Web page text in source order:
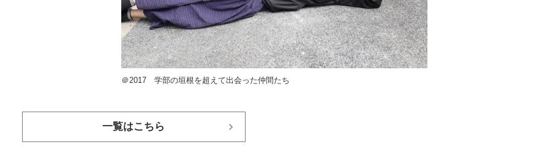
＠2017 学部の垣根を超えて出会った仲間たち
一覧はこちら